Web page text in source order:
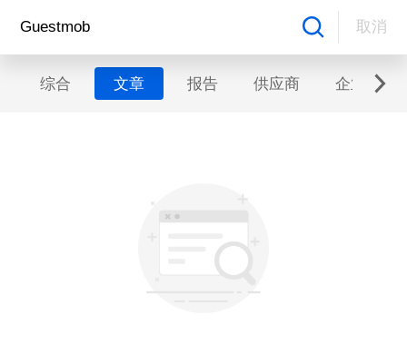
取消
综合 文章 报告 供应商 企业